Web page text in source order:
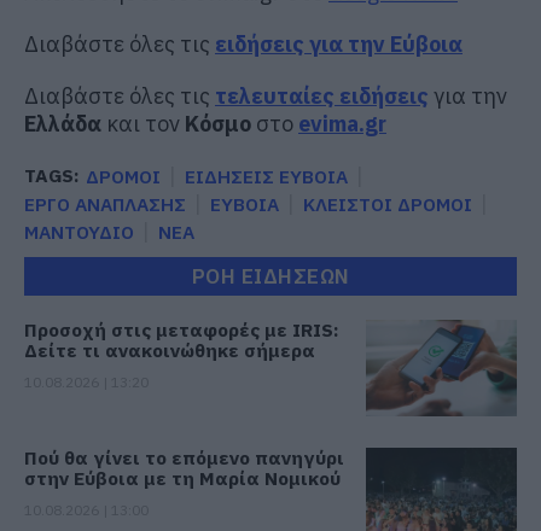
Διαβάστε όλες τις ειδήσεις για την Εύβοια
Διαβάστε όλες τις τελευταίες ειδήσεις για την
Ελλάδα και τον Κόσμο στο evima.gr
TAGS: ΔΡΟΜΟΙ
ΕΙΔΗΣΕΙΣ ΕΥΒΟΙΑ
ΕΡΓΟ ΑΝΑΠΛΑΣΗΣ
ΕΥΒΟΙΑ
ΚΛΕΙΣΤΟΙ ΔΡΟΜΟΙ
ΜΑΝΤΟΥΔΙΟ
ΝΕΑ
ΡΟΗ ΕΙΔΗΣΕΩΝ
Προσοχή στις μεταφορές με IRIS:
Δείτε τι ανακοινώθηκε σήμερα
Πού θα γίνει το επόμενο πανηγύρι
στην Εύβοια με τη Μαρία Νομικού